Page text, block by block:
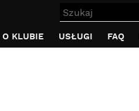
Szukaj
O KLUBIE USŁUGI FAQ